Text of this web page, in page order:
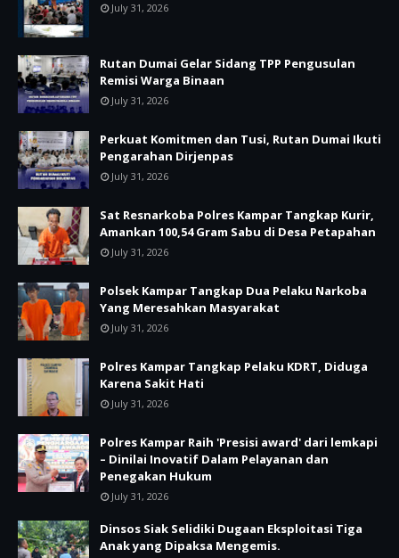
July 31, 2026
Rutan Dumai Gelar Sidang TPP Pengusulan
Remisi Warga Binaan
July 31, 2026
Perkuat Komitmen dan Tusi, Rutan Dumai Ikuti
Pengarahan Dirjenpas
July 31, 2026
Sat Resnarkoba Polres Kampar Tangkap Kurir,
Amankan 100,54 Gram Sabu di Desa Petapahan
July 31, 2026
Polsek Kampar Tangkap Dua Pelaku Narkoba
Yang Meresahkan Masyarakat
July 31, 2026
Polres Kampar Tangkap Pelaku KDRT, Diduga
Karena Sakit Hati
July 31, 2026
Polres Kampar Raih 'Presisi award' dari lemkapi
– Dinilai Inovatif Dalam Pelayanan dan
Penegakan Hukum
July 31, 2026
Dinsos Siak Selidiki Dugaan Eksploitasi Tiga
Anak yang Dipaksa Mengemis.